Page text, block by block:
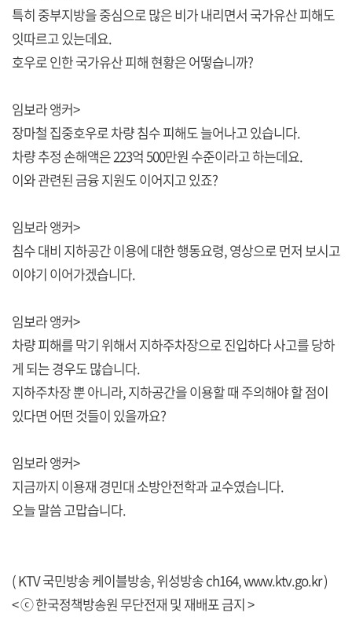
특히 중부지방을 중심으로 많은 비가 내리면서 국가유산 피해도
잇따르고 있는데요.
호우로 인한 국가유산 피해 현황은 어떻습니까?
임보라 앵커>
장마철 집중호우로 차량 침수 피해도 늘어나고 있습니다.
차량 추정 손해액은 223억 500만원 수준이라고 하는데요.
이와 관련된 금융 지원도 이어지고 있죠?
임보라 앵커>
침수 대비 지하공간 이용에 대한 행동요령, 영상으로 먼저 보시고
이야기 이어가겠습니다.
임보라 앵커>
차량 피해를 막기 위해서 지하주차장으로 진입하다 사고를 당하
게 되는 경우도 많습니다.
지하주차장 뿐 아니라, 지하공간을 이용할 때 주의해야 할 점이
있다면 어떤 것들이 있을까요?
임보라 앵커>
지금까지 이용재 경민대 소방안전학과 교수였습니다.
오늘 말씀 고맙습니다.
( KTV 국민방송 케이블방송, 위성방송 ch164,www.ktv.go.kr)
< ⓒ 한국정책방송원 무단전재 및 재배포 금지 >